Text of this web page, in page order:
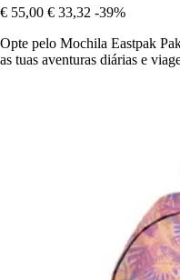
€ 55,00 € 33,32 -39%
Opte pelo Mochila Eastpak
as tuas aventuras diárias e